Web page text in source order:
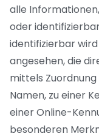
alle
oder
identifizierbar
angesehen, die
mittels
Namen, zu einer
einer Online-
besonderen